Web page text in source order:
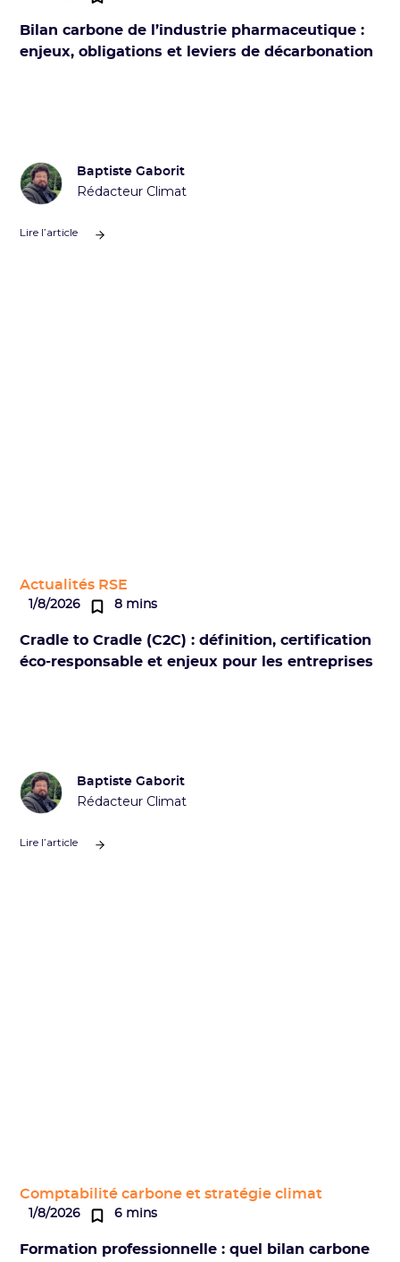
Bilan carbone de l’industrie pharmaceutique :
enjeux, obligations et leviers de décarbonation
Baptiste Gaborit
Rédacteur Climat
Lire l’article
Actualités RSE
1/8/2026 8 mins
Cradle to Cradle (C2C) : définition, certification
éco-responsable et enjeux pour les entreprises
Baptiste Gaborit
Rédacteur Climat
Lire l’article
Comptabilité carbone et stratégie climat
1/8/2026 6 mins
Formation professionnelle : quel bilan carbone